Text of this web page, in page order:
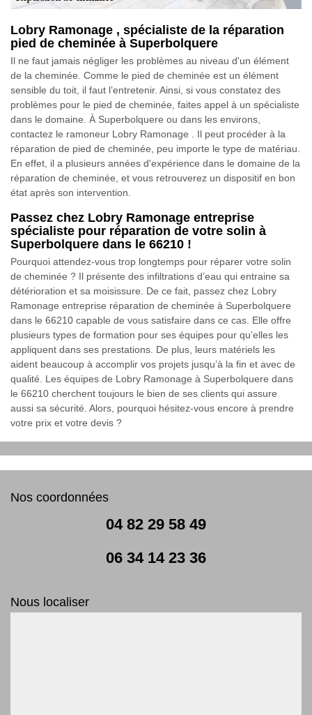
Lobry Ramonage , spécialiste de la réparation
pied de cheminée à Superbolquere
Il ne faut jamais négliger les problèmes au niveau d'un élément
de la cheminée. Comme le pied de cheminée est un élément
sensible du toit, il faut l’entretenir. Ainsi, si vous constatez des
problèmes pour le pied de cheminée, faites appel à un spécialiste
dans le domaine. À Superbolquere ou dans les environs,
contactez le ramoneur Lobry Ramonage . Il peut procéder à la
réparation de pied de cheminée, peu importe le type de matériau.
En effet, il a plusieurs années d'expérience dans le domaine de la
réparation de cheminée, et vous retrouverez un dispositif en bon
état après son intervention.
Passez chez Lobry Ramonage entreprise
spécialiste pour réparation de votre solin à
Superbolquere dans le 66210 !
Pourquoi attendez-vous trop longtemps pour réparer votre solin
de cheminée ? Il présente des infiltrations d’eau qui entraine sa
détérioration et sa moisissure. De ce fait, passez chez Lobry
Ramonage entreprise réparation de cheminée à Superbolquere
dans le 66210 capable de vous satisfaire dans ce cas. Elle offre
plusieurs types de formation pour ses équipes pour qu’elles les
appliquent dans ses prestations. De plus, leurs matériels les
aident beaucoup à accomplir vos projets jusqu’à la fin et avec de
qualité. Les équipes de Lobry Ramonage à Superbolquere dans
le 66210 cherchent toujours le bien de ses clients qui assure
aussi sa sécurité. Alors, pourquoi hésitez-vous encore à prendre
votre prix et votre devis ?
Nos coordonnées
04 82 29 58 49
06 34 14 23 36
Nous localiser